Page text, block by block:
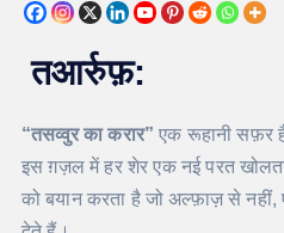
तआर्रुफ़:
“तसव्वुर का करार” एक रूहानी सफ़र
इस ग़ज़ल में हर शेर एक नई परत
को बयान करता है जो अल्फ़ाज़ से